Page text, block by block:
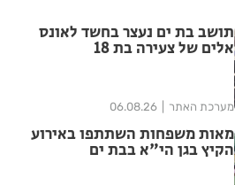
תושב בת ים נעצר בחשד לאונס
אלים של צעירה בת 18
מערכת האתר 06.08.26
מאות משפחות השתתפו באירוע
הקיץ בגן הי"א בבת ים